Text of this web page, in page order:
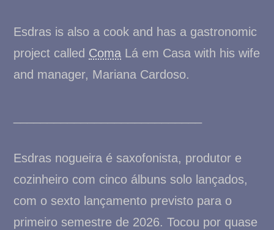
Esdras is also a cook and has a gastronomic
project called Coma Lá em Casa with his wife
and manager, Mariana Cardoso.
Esdras nogueira é saxofonista, produtor e
cozinheiro com cinco álbuns solo lançados,
com o sexto lançamento previsto para o
primeiro semestre de 2026. Tocou por quase